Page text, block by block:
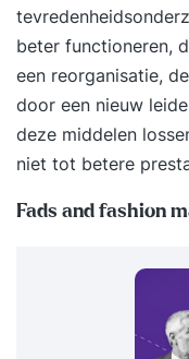
beter functioneren,
een reorganisatie,
door een nieuw
deze middelen
niet tot betere
Fads and fashion